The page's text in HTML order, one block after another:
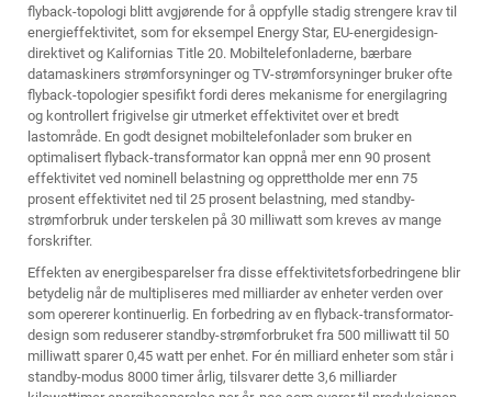
flyback-topologi blitt avgjørende for å oppfylle stadig strengere krav til
energieffektivitet, som for eksempel Energy Star, EU-energidesign-
direktivet og Kalifornias Title 20. Mobiltelefonladerne, bærbare
datamaskiners strømforsyninger og TV-strømforsyninger bruker ofte
flyback-topologier spesifikt fordi deres mekanisme for energilagring
og kontrollert frigivelse gir utmerket effektivitet over et bredt
lastområde. En godt designet mobiltelefonlader som bruker en
optimalisert flyback-transformator kan oppnå mer enn 90 prosent
effektivitet ved nominell belastning og opprettholde mer enn 75
prosent effektivitet ned til 25 prosent belastning, med standby-
strømforbruk under terskelen på 30 milliwatt som kreves av mange
forskrifter.
Effekten av energibesparelser fra disse effektivitetsforbedringene blir
betydelig når de multipliseres med milliarder av enheter verden over
som opererer kontinuerlig. En forbedring av en flyback-transformator-
design som reduserer standby-strømforbruket fra 500 milliwatt til 50
milliwatt sparer 0,45 watt per enhet. For én milliard enheter som står i
standby-modus 8000 timer årlig, tilsvarer dette 3,6 milliarder